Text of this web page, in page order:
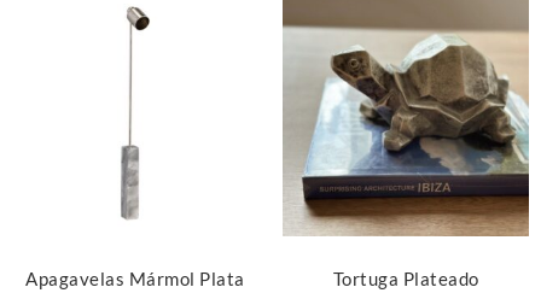
Apagavelas Mármol Plata Tortuga Plateado